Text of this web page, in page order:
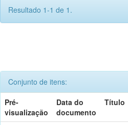
Resultado 1-1 de 1.
Conjunto de itens:
Pré-
visualização
Data do
documento
Título